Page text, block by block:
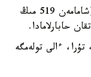
«158 ادام ءارقايسىسى 100 مىڭ رۋبلدەن (شامامەن 519 مىڭ
حابارلامادا.
ءالى تولەمگە